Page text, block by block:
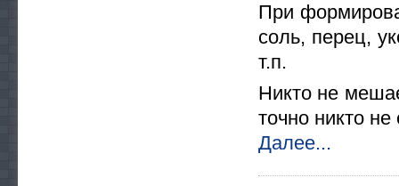
При
соль, перец,
т.п.
Никто не
точно никто
Далее...